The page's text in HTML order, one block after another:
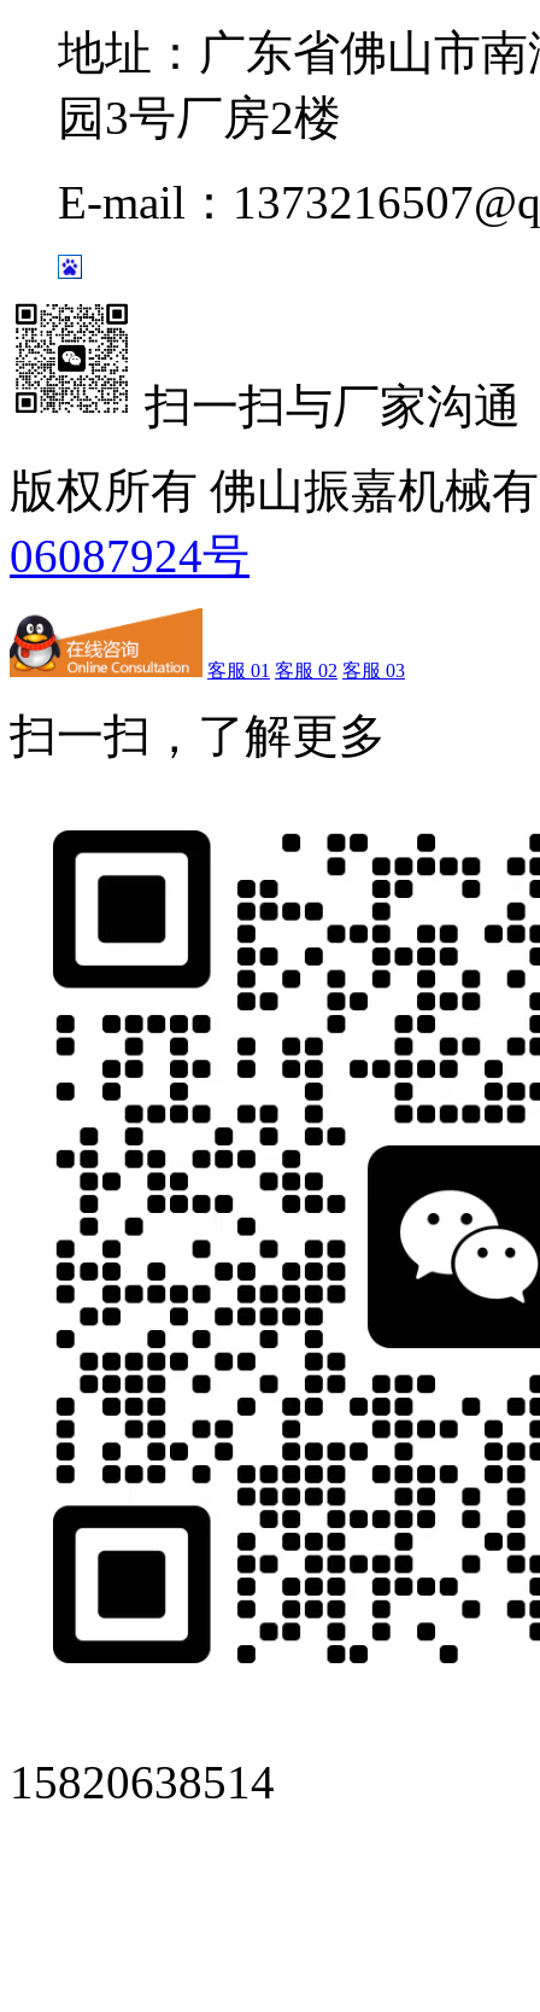
地址：广东省佛山市
园3号厂房2楼
E-mail：
扫一扫与厂家沟通
版权所有 佛山振嘉机
06087924号
客服 01 客服 02 客服 03
扫一扫，了解更多
15820638514